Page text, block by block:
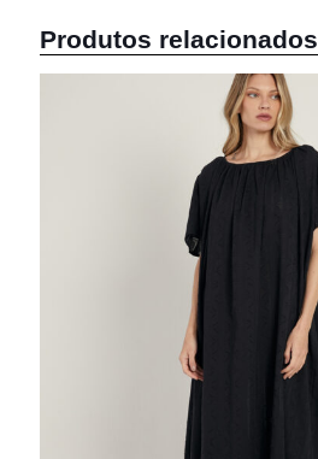
Produtos relacionados